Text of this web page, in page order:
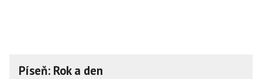
Píseň: Rok a den